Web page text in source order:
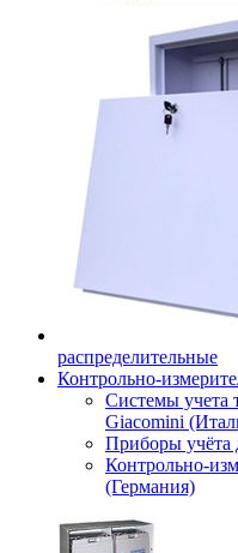
распределительные
Контрольно-
Системы учета
Giacomini
Приборы учёта
Контрольно-
(Германия)